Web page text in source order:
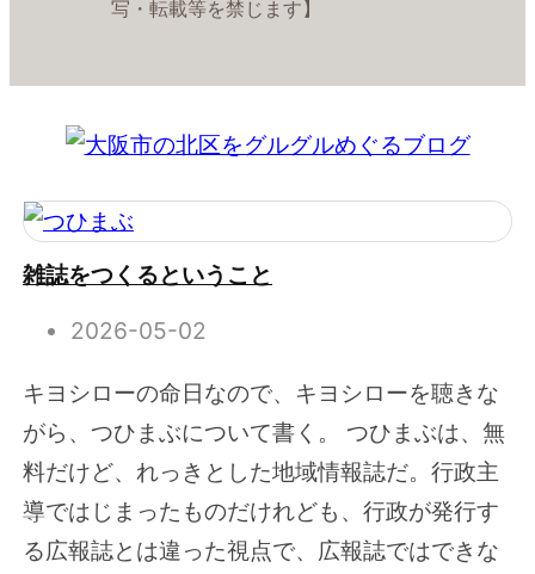
写・転載等を禁じます】
雑誌をつくるということ
2026-05-02
キヨシローの命日なので、キヨシローを聴きな
がら、つひまぶについて書く。 つひまぶは、無
料だけど、れっきとした地域情報誌だ。行政主
導ではじまったものだけれども、行政が発行す
る広報誌とは違った視点で、広報誌ではできな